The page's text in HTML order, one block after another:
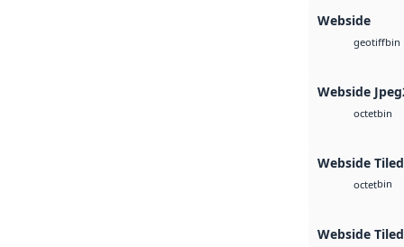
Webside
geotiffbin
Webside
octetbin
Webside
octetbin
Webside